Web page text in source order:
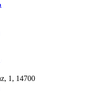
1, 14700